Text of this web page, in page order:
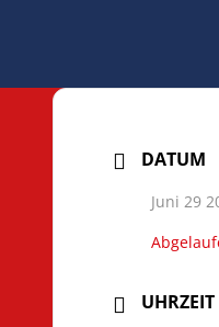
DATUM
Juni 29
UHRZEIT